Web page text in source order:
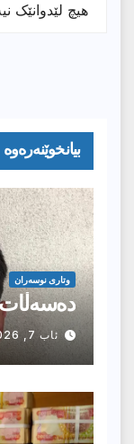
هیچ لێدوانێک
بیانخوێنەرەوە
وتارى نوسەران
دەسەڵات
ئاب 7, 2026